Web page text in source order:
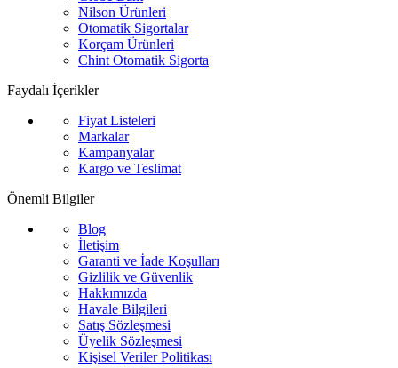
Nilson Ürünleri
Otomatik Sigortalar
Korçam Ürünleri
Chint Otomatik Sigorta
Faydalı İçerikler
Fiyat Listeleri
Markalar
Kampanyalar
Kargo ve Teslimat
Önemli Bilgiler
Blog
İletişim
Garanti ve İade Koşulları
Gizlilik ve Güvenlik
Hakkımızda
Havale Bilgileri
Satış Sözleşmesi
Üyelik Sözleşmesi
Kişisel Veriler Politikası